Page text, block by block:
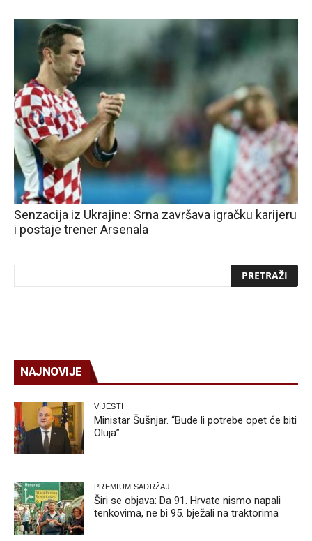
Senzacija iz Ukrajine: Srna završava igračku karijeru
i postaje trener Arsenala
NAJNOVIJE
VIJESTI
Ministar Šušnjar. “Bude li potrebe opet će biti
Oluja”
PREMIUM SADRŽAJ
Širi se objava: Da 91. Hrvate nismo napali
tenkovima, ne bi 95. bježali na traktorima